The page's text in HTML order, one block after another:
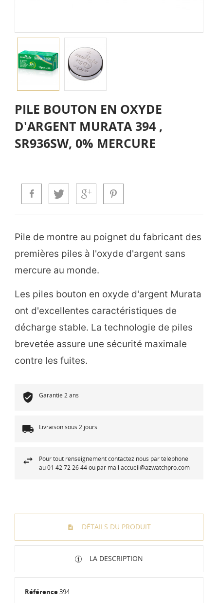
PILE BOUTON EN OXYDE
D'ARGENT MURATA 394 ,
SR936SW, 0% MERCURE
Pile de montre au poignet du fabricant des
premières piles à l'oxyde d'argent sans
mercure au monde.
Les piles bouton en oxyde d'argent Murata
ont d'excellentes caractéristiques de
décharge stable. La technologie de piles
brevetée assure une sécurité maximale
contre les fuites.
Garantie 2 ans
Livraison sous 2 jours
Pour tout renseignement contactez nous par téléphone
au 01 42 72 26 44 ou par mail accueil@azwatchpro.com
DÉTAILS DU PRODUIT
LA DESCRIPTION
Diamètre
Référence394